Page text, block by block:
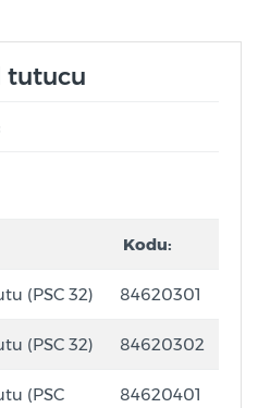
tutucu
Kodu:
(PSC 32) 84620301
(PSC 32) 84620302
(PSC
84620401